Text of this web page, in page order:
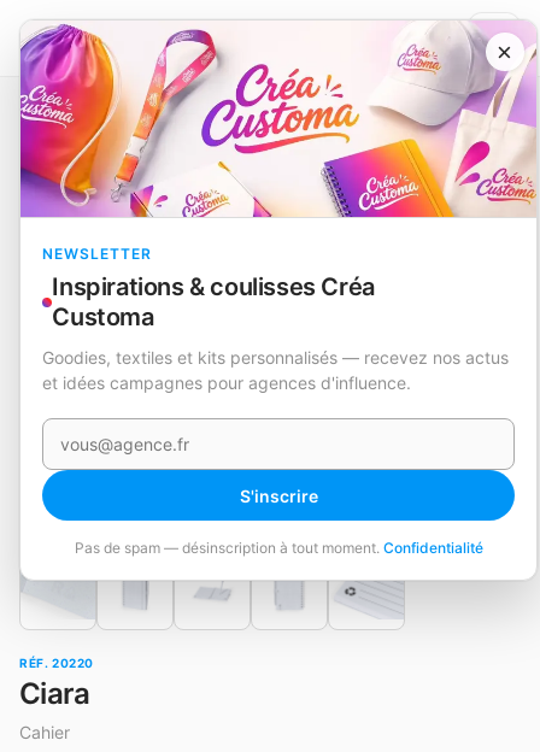
×
NEWSLETTER
Inspirations & coulisses Créa
Customa
Goodies, textiles et kits personnalisés — recevez nos actus
et idées campagnes pour agences d'influence.
Votre e-mail
S'inscrire
Pas de spam — désinscription à tout moment. Confidentialité
Catalogue Écriture Cahier Ciara
EN STOCK
RÉF. 20220
Ciara
Cahier